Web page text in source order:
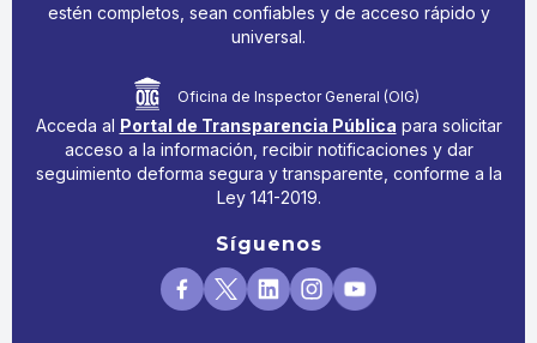
estén completos, sean confiables y de acceso rápido y
universal.
Oficina de Inspector General (OIG)
Acceda al Portal de Transparencia Pública para solicitar
acceso a la información, recibir notificaciones y dar
seguimiento deforma segura y transparente, conforme a la
Ley 141-2019.
Síguenos